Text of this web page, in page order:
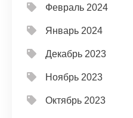
Февраль 2024
Январь 2024
Декабрь 2023
Ноябрь 2023
Октябрь 2023